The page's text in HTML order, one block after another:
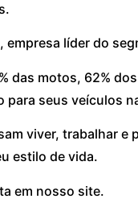
empresa líder do
das motos, 62%
para seus veículos
viver, trabalhar e
estilo de vida.
em nosso site.